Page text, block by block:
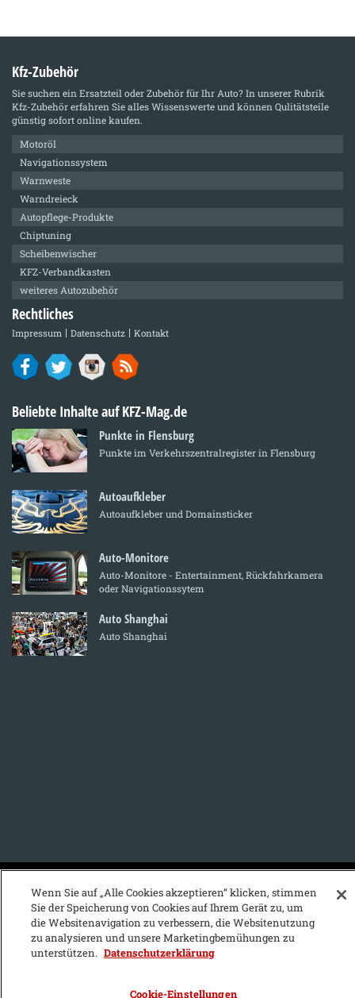
Kfz-Zubehör
Sie suchen ein Ersatzteil oder Zubehör für Ihr Auto? In unserer Rubrik
Kfz-Zubehörerfahren Sie alles Wissenswerte und können Qulitätsteile
günstig sofort online kaufen.
Motoröl
Navigationssystem
Warnweste
Warndreieck
Autopflege-Produkte
Chiptuning
Scheibenwischer
KFZ-Verbandkasten
weiteres Autozubehör
Rechtliches
Impressum Datenschutz Kontakt
Beliebte Inhalte auf KFZ-Mag.de
Punkte in Flensburg
Punkte im Verkehrszentralregister in Flensburg
Autoaufkleber
Autoaufkleber und Domainsticker
Auto-Monitore
Auto-Monitore - Entertainment, Rückfahrkamera
oder Navigationssytem
Auto Shanghai
Auto Shanghai
KFZ-Stichwortvereichnis:
A B C D E F G H I
J
K
L M N O P
Wenn Sie auf „Alle Cookies akzeptieren“ klicken, stimmen
Sie der Speicherung von Cookies auf Ihrem Gerät zu, um
die Websitenavigation zu verbessern, die Websitenutzung
zu analysieren und unsere Marketingbemühungen zu
unterstützen. Datenschutzerklärung
Cookie-Einstellungen